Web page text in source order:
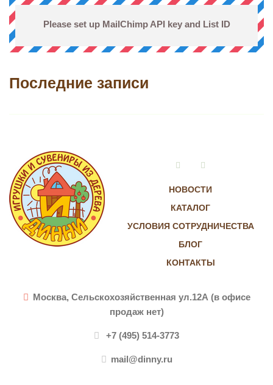
Please set up MailChimp API key and List ID
Последние записи
НОВОСТИ
КАТАЛОГ
УСЛОВИЯ СОТРУДНИЧЕСТВА
БЛОГ
КОНТАКТЫ
VkontakteInstagram
Москва, Сельскохозяйственная ул.12А (в офисе
продаж нет)
+7 (495) 514-3773
mail@dinny.ru